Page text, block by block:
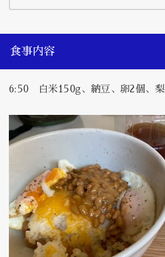
食事内容
6:50 白米150g、納豆、卵2個、梨